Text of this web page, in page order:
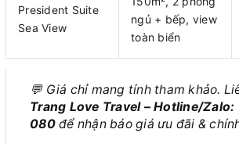
President Suite
Sea View
ngủ + bếp, view
toàn biển
💬 Giá chỉ mang tính tham khảo.
Trang Love Travel – Hotline/
080để nhận báo giá ưu đãi &